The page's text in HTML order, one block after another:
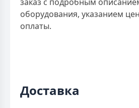
оборудования, указанием
оплаты.
Доставка